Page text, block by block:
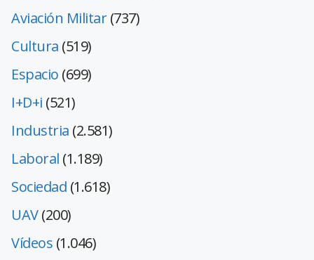
Aviación Militar(737)
Cultura (519)
Espacio (699)
I+D+i (521)
Industria (2.581)
Laboral (1.189)
Sociedad (1.618)
UAV(200)
Vídeos (1.046)